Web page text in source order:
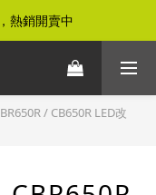
享免運優惠
熱銷開賣中
享免運優惠
/ CB650R LED改